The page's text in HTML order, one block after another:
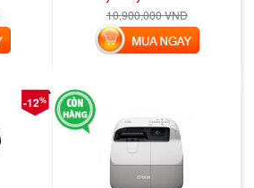
10,900,000 VND
MUA NGAY
-12%